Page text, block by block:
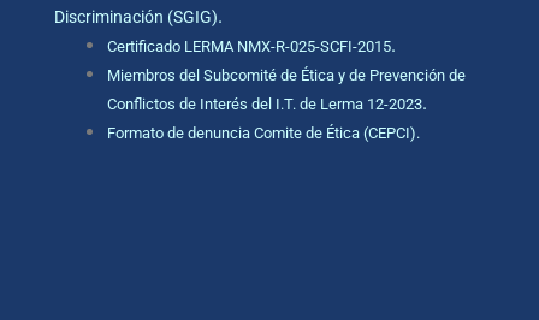
Discriminación (SGIG).
Certificado LERMA NMX-R-025-SCFI-2015.
Miembros del Subcomité de Ética y de Prevención de
Conflictos de Interés del I.T. de Lerma 12-2023.
Formato de denuncia Comite de Ética (CEPCI).